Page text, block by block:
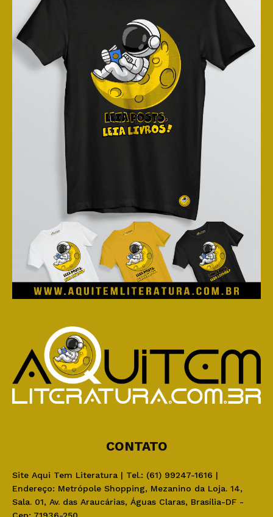
CONTATO
Site Aqui Tem Literatura | Tel.: (61) 99247-1616 |
Endereço: Metrópole Shopping, Mezanino da Loja. 14,
Sala. 01, Av. das Araucárias, Águas Claras, Brasília-DF -
Cep: 71936-250